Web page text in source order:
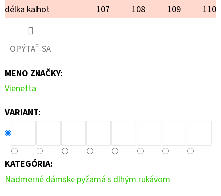
délka kalhot
107 108 109 110
OPÝTAŤ SA
MENO ZNAČKY:
Vienetta
VARIANT:
KATEGÓRIA:
Nadmerné dámske pyžamá s dlhým rukávom